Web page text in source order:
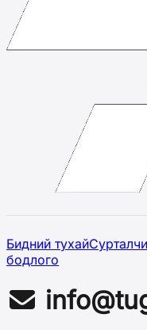
Бидний тухай
бодлого